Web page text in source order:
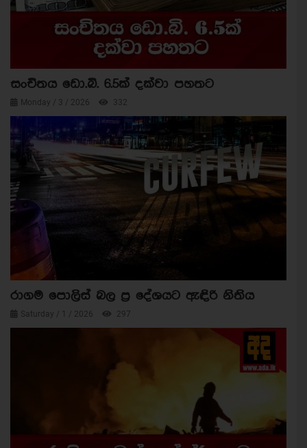
සංචිතය ඩො.බි. 6.5ක් දක්වා පහතට
Monday / 3 / 2026 332
රාගම පොලිස් බල ප්‍ර දේශයට ඇඳිරි නිතිය
Saturday / 1 / 2026 297